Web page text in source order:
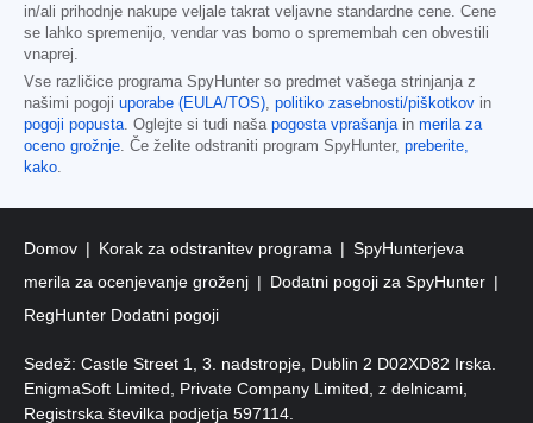
in/ali prihodnje nakupe veljale takrat veljavne standardne cene. Cene
se lahko spremenijo, vendar vas bomo o spremembah cen obvestili
vnaprej.
Vse različice programa SpyHunter so predmet vašega strinjanja z
našimi pogoji uporabe (EULA/TOS) politiko zasebnosti/piškotkov in
pogoji popusta . Oglejte si tudi naša pogosta vprašanja in merila za
oceno grožnje . Če želite odstraniti program SpyHunter, preberite,
kako
Domov Korak za odstranitev programa
SpyHunterjeva
merila za ocenjevanje groženj
Dodatni pogoji za SpyHunter
RegHunter Dodatni pogoji
Sedež: Castle Street 1, 3. nadstropje, Dublin 2 D02XD82 Irska.
EnigmaSoft Limited, Private Company Limited, z delnicami,
Registrska številka podjetja 597114.